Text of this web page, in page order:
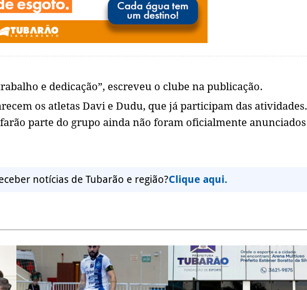
e dedicação”, escreveu o clube na publicação.
os atletas Davi e Dudu, que já participam das atividades.
parte do grupo ainda não foram oficialmente anunciados
notícias de Tubarão e região?Clique aqui.